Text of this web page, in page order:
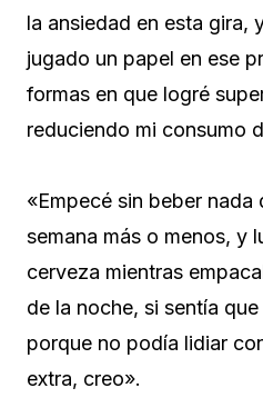
la ansiedad en esta gira,
jugado un papel en ese
formas en que logré
reduciendo mi consumo
«Empecé sin beber nada
semana más o menos, y
cerveza mientras
de la noche, si sentía
porque no podía lidiar
extra, creo».